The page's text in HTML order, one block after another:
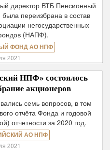
директор ВТБ Пенсионный
переизбрана в состав
негосударственных
(НАПФ).
ФОНД АО НПФ
2021
НПФ» состоялось
акционеров
семь вопросов, в том
отчёта Фонда и годовой
отчетности за 2020 год.
АО НПФ
2021